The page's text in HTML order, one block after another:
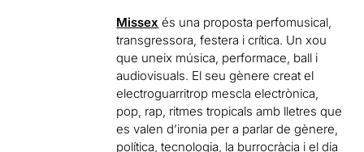
Missex és una proposta perfomusical,
transgressora, festera i crítica. Un xou
que uneix música, performace, ball i
audiovisuals. El seu gènere creat el
electroguarritrop mescla electrònica,
pop, rap, ritmes tropicals amb lletres que
es valen d’ironia per a parlar de gènere,
política, tecnologia, la burrocràcia i el dia